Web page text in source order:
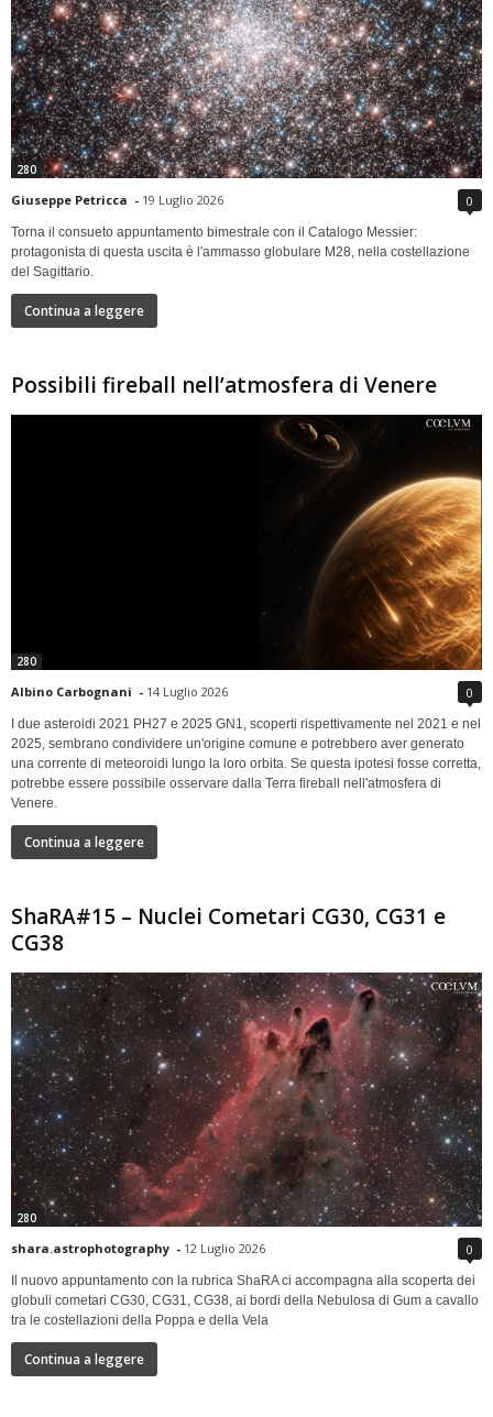
280
Giuseppe Petricca - 19 Luglio 2026 0
Torna il consueto appuntamento bimestrale con il Catalogo Messier:
protagonista di questa uscita è l'ammasso globulare M28, nella costellazione
del Sagittario.
Continua a leggere
Possibili fireball nell’atmosfera di Venere
280
Albino Carbognani - 14 Luglio 2026 0
I due asteroidi 2021 PH27 e 2025 GN1, scoperti rispettivamente nel 2021 e nel
2025, sembrano condividere un'origine comune e potrebbero aver generato
una corrente di meteoroidi lungo la loro orbita. Se questa ipotesi fosse corretta,
potrebbe essere possibile osservare dalla Terra fireball nell'atmosfera di
Venere.
Continua a leggere
ShaRA#15 – Nuclei Cometari CG30, CG31 e
CG38
280
shara.astrophotography - 12 Luglio 2026 0
Il nuovo appuntamento con la rubrica ShaRA ci accompagna alla scoperta dei
globuli cometari CG30, CG31, CG38, ai bordi della Nebulosa di Gum a cavallo
tra le costellazioni della Poppa e della Vela
Continua a leggere